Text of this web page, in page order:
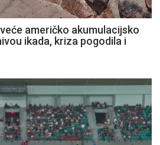
američko akumulacijsko
ikada, kriza pogodila i